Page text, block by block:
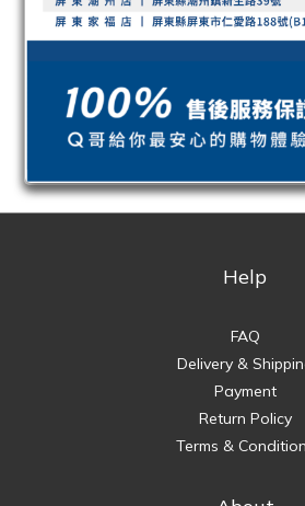
Help
FAQ
Delivery &
Payment
Return Policy
Terms &